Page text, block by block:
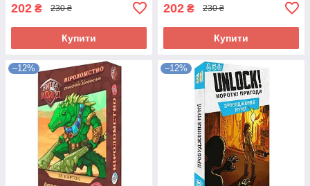
202 ₴ 230 ₴
Купити
202 ₴ 230 ₴
Купити
–12% –12%